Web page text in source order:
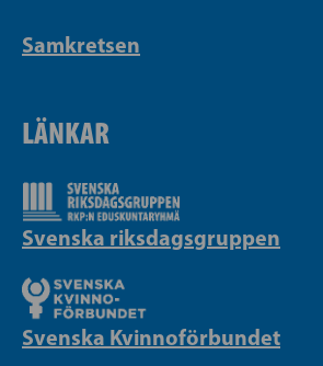
Samkretsen
LÄNKAR
Svenska riksdagsgruppen
Svenska Kvinnoförbundet